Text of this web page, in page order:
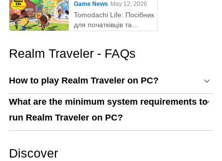
Game News May 12, 2026
Tomodachi Life: Посібник
для початківців та
Realm Traveler - FAQs
How to play Realm Traveler on PC?
What are the minimum system requirements to
run Realm Traveler on PC?
Discover